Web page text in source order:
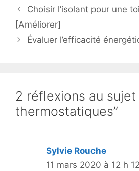
Choisir l’isolant pour une
[Améliorer]
Évaluer l’efficacité
2 réflexions au sujet
thermostatiques”
Sylvie Rouche
11 mars 2020 à 12 h